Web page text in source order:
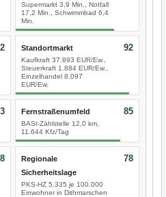
Supermarkt 3,9 Min., Notfall
17,2 Min., Schwimmbad 6,4
Min.
Standortmarkt
Kaufkraft 37.893 EUR/Ew.,
Steuerkraft 1.884 EUR/Ew.,
Einzelhandel 8.097
EUR/Ew.
92
Fernstraßenumfeld
BASt-Zählstelle 12,0 km,
11.644 Kfz/Tag
85
Regionale
Sicherheitslage
PKS-HZ 5.335 je 100.000
Einwohner in Dithmarschen
78